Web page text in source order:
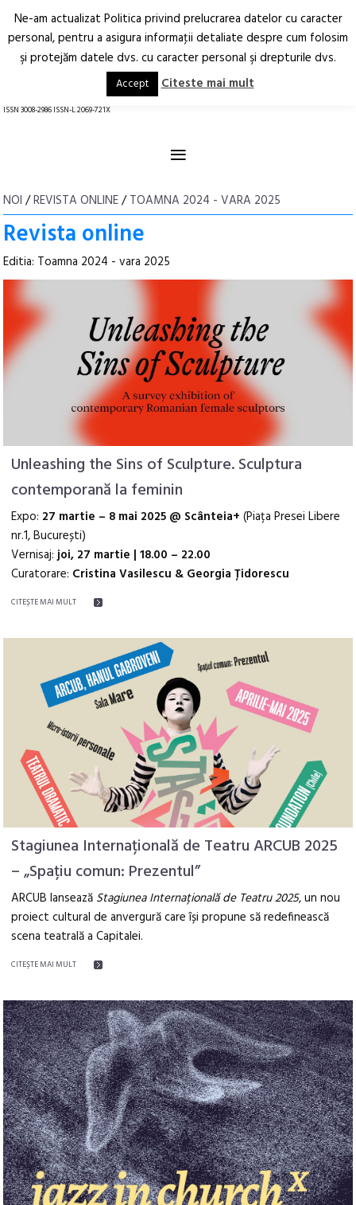
Arhitectură.
Oraș.
RO EN
ISSN 3008-2986 ISSN-L 2069-721X
≡
NOI /REVISTA ONLINE/TOAMNA 2024 - VARA 2025
Revista online
Editia: Toamna 2024 - vara 2025
Unleashing the Sins of Sculpture. Sculptura
contemporană la feminin
Expo: 27 martie – 8 mai 2025 @ Scânteia+ (Piața Presei Libere
nr.1, București)
Vernisaj:joi, 27 martie | 18.00 – 22.00
Curatorare: Cristina Vasilescu & Georgia Țidorescu
CITEŞTE MAI MULT
Stagiunea Internațională de Teatru ARCUB 2025
– „Spațiu comun: Prezentul”
ARCUB lansează Stagiunea Internațională de Teatru 2025, un nou
proiect cultural de anvergură care își propune să redefinească
scena teatrală a Capitalei.
CITEŞTE MAI MULT
Ne-am actualizat Politica privind prelucrarea datelor cu caracter
personal, pentru a asigura informaţii detaliate despre cum folosim
şi protejăm datele dvs. cu caracter personal şi drepturile dvs.
Accept Citeste mai mult